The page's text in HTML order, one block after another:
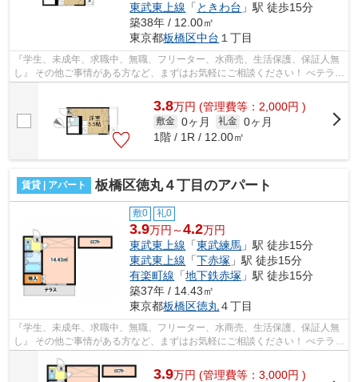
東武東上線 「 ときわ台 」駅 徒歩15分
築38年 / 12.00㎡
東京都板橋区中台 １丁目
『学生、未成年、求職中、無職、フリーター、水商売、生活保護、保証人無
し』 その他ご事情がある方など、まずはお気軽にご相談ください！ べテラン
3.8万円 (管理費等：2,000円 )
敷金 0ヶ月 礼金 0ヶ月
1階 / 1R / 12.00㎡
賃貸 | アパート 板橋区徳丸４丁目のアパート
敷0 礼0
3.9万円～4.2万円
東武東上線 「東武練馬 」駅 徒歩15分
東武東上線 「下赤塚 」駅 徒歩15分
有楽町線 「地下鉄赤塚 」駅 徒歩15分
築37年 / 14.43㎡
東京都板橋区徳丸４丁目
『学生、未成年、求職中、無職、フリーター、水商売、生活保護、保証人無
し』 その他ご事情がある方など、まずはお気軽にご相談ください！ べテラン
3.9万円 (管理費等：3,000円 )